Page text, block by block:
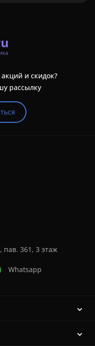
и скидок?
рассылку
пав. 361, 3 этаж
Whatsapp